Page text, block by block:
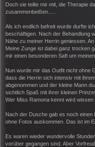
Doch sie teilte mir mit, die Therapie
zusammenbeißen.....
Als ich endlich befreit wurde durfte
beschäftigen. Nach der Behandlung
Nähe zu meiner Herrin geniessen.
Meine Zunge ist dabei ganz trocken
mir einen besonderen Saft um
Nun wurde mir das Outfit nicht ohne
dass die Herrin sich intensiv mit
abgenommen und der kleine Mann
sichtlich Spaß mit ihrer kleinen
Wer Miss Ramona kennt wird wissen
Nach der Dusche gab es noch
ohne Fotos auskommen. Das ist im
Es waren wieder wundervolle
vorüber gegangen sind. Aber